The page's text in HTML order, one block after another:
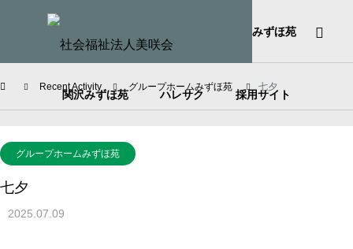
みずほ苑
関沢みずほ苑 ハレサク 採用サイト
Recent Activity グループホームみずほ苑 七夕
グループホームみずほ苑
七夕
2025.07.09